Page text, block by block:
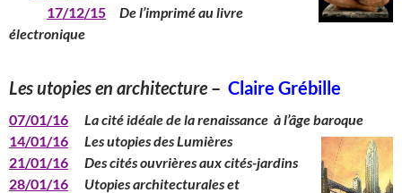
17/12/15 De l’imprimé au livre
électronique
Les utopies en architecture– Claire Grébille
07/01/16
La cité idéale de la renaissance à l’âge baroque
14/01/16
Les utopies des Lumières
21/01/16
Des cités ouvrières aux cités-jardins
28/01/16
Utopies architecturales et